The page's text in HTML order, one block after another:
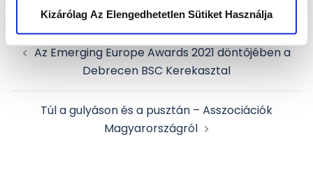
Kizárólag Az Elengedhetetlen Sütiket Használja
Post
navigation
Az Emerging Europe Awards 2021 döntőjében a
Debrecen BSC Kerekasztal
Túl a gulyáson és a pusztán – Asszociációk
Magyarországról